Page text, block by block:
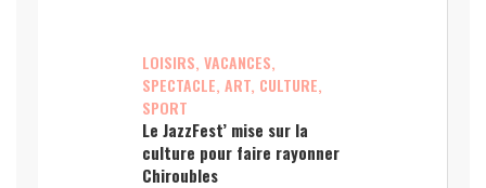
LOISIRS, VACANCES,
SPECTACLE, ART, CULTURE,
SPORT
Le JazzFest’ mise sur la
culture pour faire rayonner
Chiroubles